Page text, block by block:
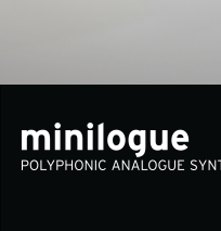
Noticias
Ubicación